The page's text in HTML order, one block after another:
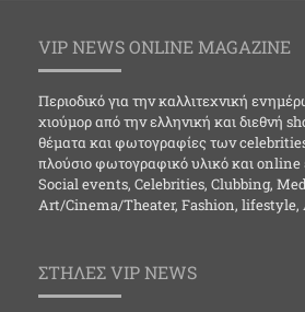
VIP NEWS ONLINE MAGAZINE
Περιοδικό για την καλλιτεχνική
χιούμορ από την ελληνική και διεθνή
θέματα και φωτογραφίες των
πλούσιο φωτογραφικό υλικό και
Social events, Celebrities, Clubbing,
Art/Cinema/Theater, Fashion, lifestyle,
ΣΤΗΛΕΣ VIP NEWS